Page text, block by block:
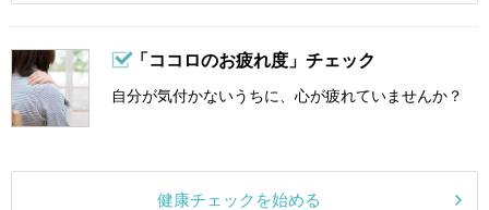
「ココロのお疲れ度」チェック
自分が気付かないうちに、心が疲れていませんか？
健康チェックを始める